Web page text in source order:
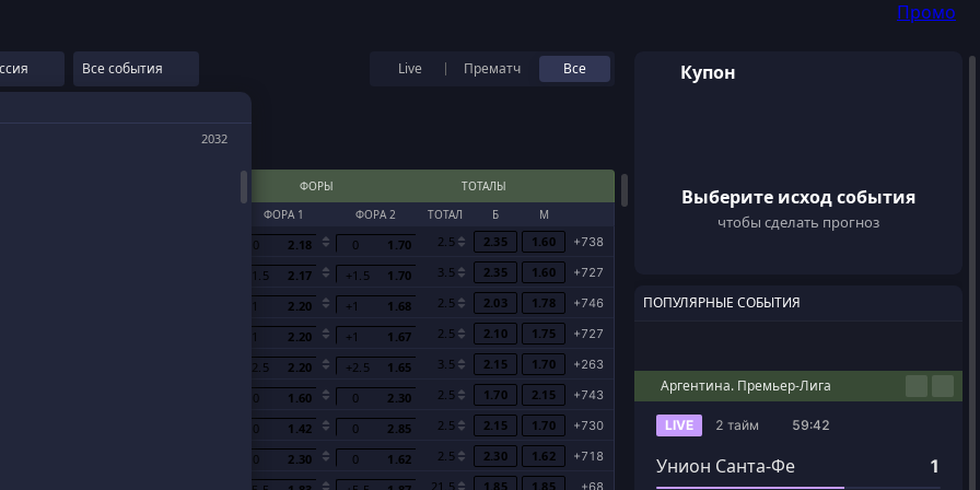
Промо
Все события Live Прематч Все
ФОРЫ
ТОТАЛЫ
ФОРА 1 ФОРА 2 ТОТАЛ Б М
0 2.18 0 1.70 2.5 2.35 1.60 +738
-1.5 2.17 +1.5 1.70 3.5 2.35 1.60 +727
-1 2.20 +1 1.68 2.5 2.03 1.78 +746
-1 2.20 +1 1.67 2.5 2.10 1.75 +727
-2.5 2.20 +2.5 1.65 3.5 2.15 1.70 +263
0 1.60 0 2.30 2.5 1.70 2.15 +743
0 1.42 0 2.85 2.5 2.15 1.70 +730
0 2.30 0 1.62 2.5 2.30 1.62 +718
21.5 1.85 1.85 +68
Купон
Выберите исход события
чтобы сделать прогноз
ПОПУЛЯРНЫЕ СОБЫТИЯ
Аргентина. Премьер-Лига
LIVE 2 тайм 59:42
Унион Санта-Фе 1
2032